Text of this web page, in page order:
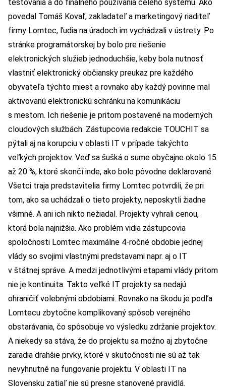
testovania a do finálneho používania celého systému. Ako
povedal Tomáš Kovaľ, zakladateľ a marketingový riaditeľ
firmy Lomtec, ľudia na úradoch im vychádzali v ústrety. Po
stránke programátorskej by bolo pre riešenie
elektronických služieb jednoduchšie, keby bola nutnosť
vlastniť elektronický občiansky preukaz pre každého
obyvateľa týchto miest a rovnako aby každý povinne mal
aktivovanú elektronickú schránku na komunikáciu
s mestom. Ich riešenie je pritom postavené na moderných
cloudových službách. Zástupcovia redakcie TOUCHIT sa
pýtali aj na korupciu v oblasti IT v prípade takýchto
veľkých projektov. Veď sa šušká o sume obyčajne okolo 15
až 20 %, ktoré skončí inde, ako bolo pôvodne deklarované.
Všetci traja predstavitelia firmy Lomtec potvrdili, že pri
tom, ako sa uchádzali o tieto projekty, neposkytli žiadne
všimné. A ani ich nikto nežiadal. Projekty vyhrali cenou,
ktorá bola najnižšia. Ako problém vidia zástupcovia
spoločnosti Lomtec maximálne 4-ročné obdobie jednej
vlády so svojimi vlastnými predstavami napr. aj o IT
v štátnej správe. A medzi jednotlivými etapami vlády pritom
nie je kontinuita. Takto veľké IT projekty sa nedajú
ohraničiť volebnými obdobiami. Rovnako na škodu je podľa
Lomtecu zbytočne komplikovaný spôsob verejného
obstarávania, čo spôsobuje vo výsledku zdržanie projektov.
A niekedy sa stáva, že do projektu sa možno aj zbytočne
zaradia drahšie prvky, ktoré v skutočnosti nie sú až tak
nevyhnutné na fungovanie projektu. V oblasti IT na
Slovensku zatiaľ nie sú presne stanovené pravidlá.